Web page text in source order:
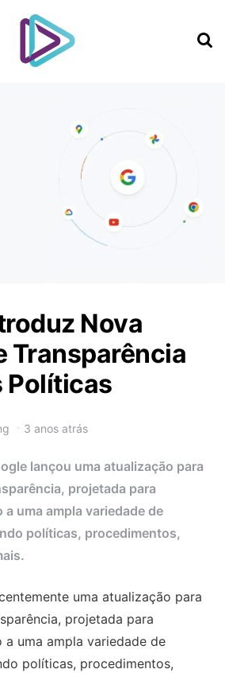
Nova
Transparência
Políticas
3 anos atrás
lançou uma atualização para
projetada para
uma ampla variedade de
políticas, procedimentos,
uma atualização para
projetada para
uma ampla variedade de
políticas, procedimentos,